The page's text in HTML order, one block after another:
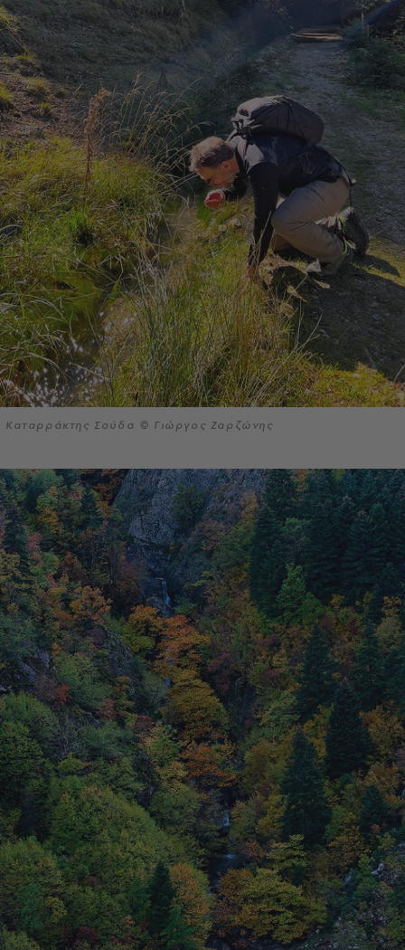
Καταρράκτης Σούδα © Γιώργος Ζαρζώνης